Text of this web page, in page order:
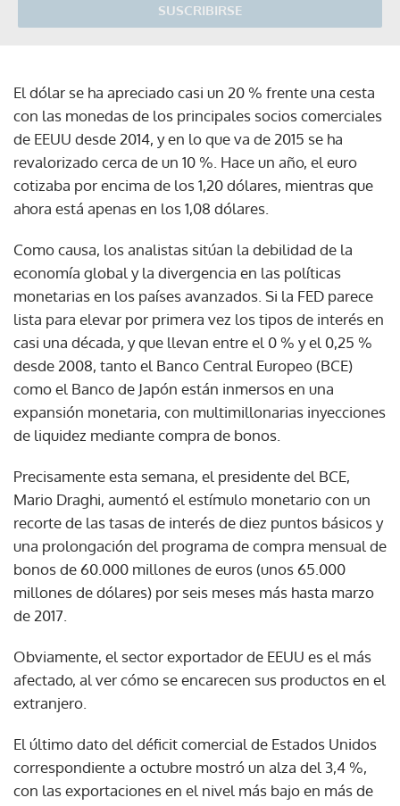
SUSCRIBIRSE
El dólar se ha apreciado casi un 20 % frente una cesta
con las monedas de los principales socios comerciales
de EEUU desde 2014, y en lo que va de 2015 se ha
revalorizado cerca de un 10 %. Hace un año, el euro
cotizaba por encima de los 1,20 dólares, mientras que
ahora está apenas en los 1,08 dólares.
Como causa, los analistas sitúan la debilidad de la
economía global y la divergencia en las políticas
monetarias en los países avanzados. Si la FED parece
lista para elevar por primera vez los tipos de interés en
casi una década, y que llevan entre el 0 % y el 0,25 %
desde 2008, tanto el Banco Central Europeo (BCE)
como el Banco de Japón están inmersos en una
expansión monetaria, con multimillonarias inyecciones
de liquidez mediante compra de bonos.
Precisamente esta semana, el presidente del BCE,
Mario Draghi, aumentó el estímulo monetario con un
recorte de las tasas de interés de diez puntos básicos y
una prolongación del programa de compra mensual de
bonos de 60.000 millones de euros (unos 65.000
millones de dólares) por seis meses más hasta marzo
de 2017.
Obviamente, el sector exportador de EEUU es el más
afectado, al ver cómo se encarecen sus productos en el
extranjero.
El último dato del déficit comercial de Estados Unidos
correspondiente a octubre mostró un alza del 3,4 %,
con las exportaciones en el nivel más bajo en más de